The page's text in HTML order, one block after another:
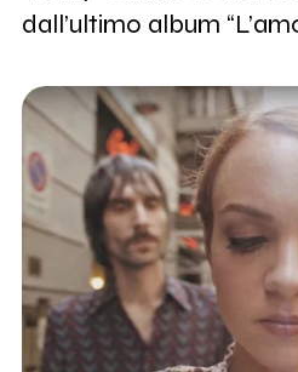
dall’ultimo album